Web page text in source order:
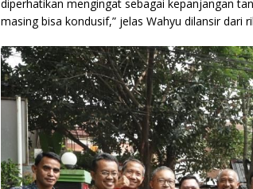
diperhatikan mengingat sebagai kepanjangan
masing bisa kondusif,” jelas Wahyu dilansir dari